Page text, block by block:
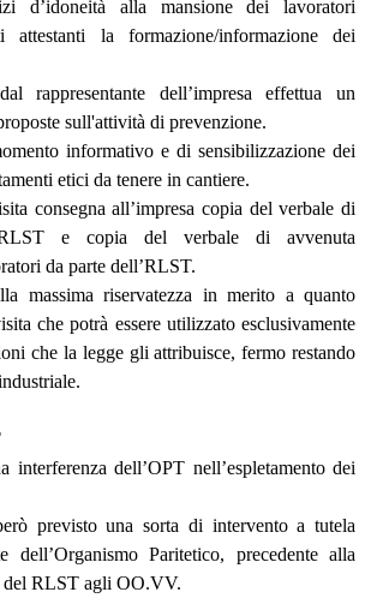
d’idoneità alla mansione dei lavoratori
attestanti la formazione/informazione dei
rappresentante dell’impresa effettua un
sull'attività di prevenzione.
informativo e di sensibilizzazione dei
etici da tenere in cantiere.
consegna all’impresa copia del verbale di
e copia del verbale di avvenuta
da parte dell’RLST.
massima riservatezza in merito a quanto
che potrà essere utilizzato esclusivamente
che la legge gli attribuisce, fermo restando
interferenza dell’OPT nell’espletamento dei
previsto una sorta di intervento a tutela
dell’Organismo Paritetico, precedente alla
del RLST agli OO.VV.